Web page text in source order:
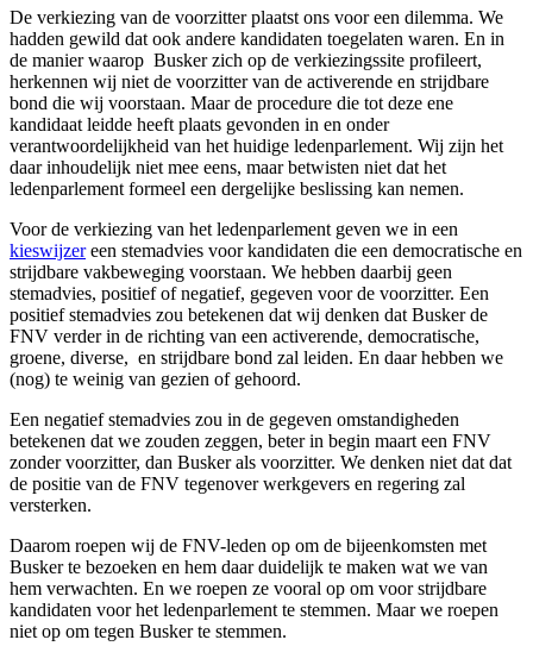
De verkiezing van de voorzitter plaatst ons voor een dilemma. We
hadden gewild dat ook andere kandidaten toegelaten waren. En in
de manier waarop Busker zich op de verkiezingssite profileert,
herkennen wij niet de voorzitter van de activerende en strijdbare
bond die wij voorstaan. Maar de procedure die tot deze ene
kandidaat leidde heeft plaats gevonden in en onder
verantwoordelijkheid van het huidige ledenparlement. Wij zijn het
daar inhoudelijk niet mee eens, maar betwisten niet dat het
ledenparlement formeel een dergelijke beslissing kan nemen.
Voor de verkiezing van het ledenparlement geven we in een
kieswijzereen stemadvies voor kandidaten die een democratische en
strijdbare vakbeweging voorstaan. We hebben daarbij geen
stemadvies, positief of negatief, gegeven voor de voorzitter. Een
positief stemadvies zou betekenen dat wij denken dat Busker de
FNV verder in de richting van een activerende, democratische,
groene, diverse, en strijdbare bond zal leiden. En daar hebben we
(nog) te weinig van gezien of gehoord.
Een negatief stemadvies zou in de gegeven omstandigheden
betekenen dat we zouden zeggen, beter in begin maart een FNV
zonder voorzitter, dan Busker als voorzitter. We denken niet dat dat
de positie van de FNV tegenover werkgevers en regering zal
versterken.
Daarom roepen wij de FNV-leden op om de bijeenkomsten met
Busker te bezoeken en hem daar duidelijk te maken wat we van
hem verwachten. En we roepen ze vooral op om voor strijdbare
kandidaten voor het ledenparlement te stemmen. Maar we roepen
niet op om tegen Busker te stemmen.